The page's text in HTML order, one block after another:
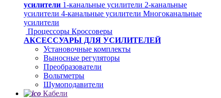
усилители 1-канальные усилители 2-канальные
усилители 4-канальные усилители Многоканальные
усилители
Процессоры Кроссоверы
АКСЕССУАРЫ ДЛЯ УСИЛИТЕЛЕЙ
Установочные комплекты
Выносные регуляторы
Преобразователи
Вольтметры
Шумоподавители
Кабели